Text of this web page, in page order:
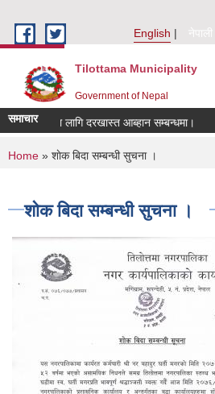
English
नेपाली
Tilottama Municipality
Government of Nepal
समाचारलागि दरखास्त आब्हान सम्बन्धमा।
You are here
Home » शाेक बिदा सम्बन्धी सुचना ।
शाेक बिदा सम्बन्धी सुचना ।